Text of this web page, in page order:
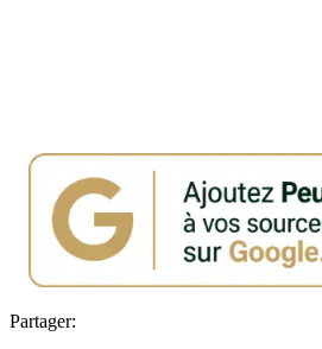
Partager: